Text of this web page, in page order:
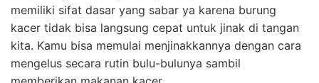
memiliki sifat dasar yang sabar ya karena burung
kacer tidak bisa langsung cepat untuk jinak di tangan
kita. Kamu bisa memulai menjinakkannya dengan cara
mengelus secara rutin bulu-bulunya sambil